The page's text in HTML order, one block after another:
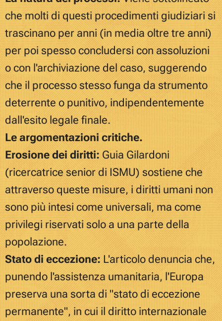
che molti di questi procedimenti giudiziari si
trascinano per anni (in media oltre tre anni)
per poi spesso concludersi con assoluzioni
o con l'archiviazione del caso, suggerendo
che il processo stesso funga da strumento
deterrente o punitivo, indipendentemente
dall'esito legale finale.
Le argomentazioni critiche.
Erosione dei diritti:Guia Gilardoni
(ricercatrice senior di ISMU) sostiene che
attraverso queste misure, i diritti umani non
sono più intesi come universali, ma come
privilegi riservati solo a una parte della
popolazione.
Stato di eccezione:L'articolo denuncia che,
punendo l'assistenza umanitaria, l'Europa
preserva una sorta di "stato di eccezione
permanente", in cui il diritto internazionale